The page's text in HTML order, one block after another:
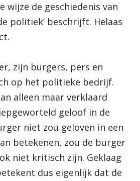
wijze de geschiedenis van
politiek’ beschrijft. Helaas
zijn burgers, pers en
op het politieke bedrijf.
alleen maar verklaard
geloof in de
niet zou geloven in een
betekenen, zou de burger
niet kritisch zijn. Geklaag
dus eigenlijk dat de